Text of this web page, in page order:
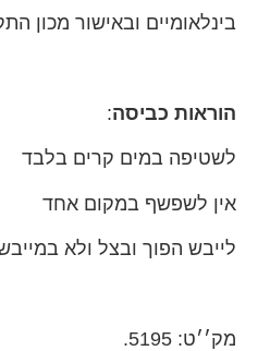
בינלאומיים ובאישור מכון
הוראות כביסה:
לשטיפה במים קרים בלבד
אין לשפשף במקום אחד
לייבש הפוך ובצל ולא
מק׳׳ט: 5195.